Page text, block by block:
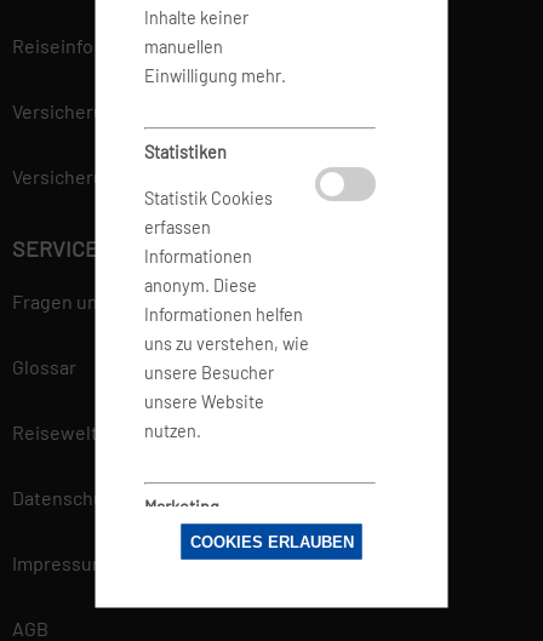
Inhalte keiner
manuellen
Einwilligung mehr.
Statistiken
Statistik Cookies
erfassen
Informationen
anonym. Diese
Informationen helfen
uns zu verstehen, wie
unsere Besucher
unsere Website
nutzen.
Marketing
Marketing-Cookies
Drittanbietern oder
COOKIES ERLAUBEN
Reiseinfo
Versicherung
Versicherungsvertrag widerrufen
SERVICE
Fragen und Antworten
Glossar
Reisewelt
Datenschutz
Impressum
AGB